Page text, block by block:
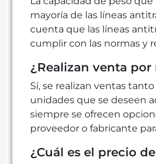
mayoría de las líneas
cuenta que las líneas
cumplir con las normas y
¿Realizan venta
Sí, se realizan ventas
unidades que se deseen
siempre se ofrecen
proveedor o fabricante
¿Cuál es el precio